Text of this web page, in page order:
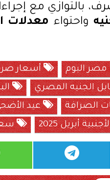
بالتوازي مع
واحتواء معدلات
مصر اليوم
أسعار
الجنيه المصري
الصرافة
عيد
أبريل 2025
سعر